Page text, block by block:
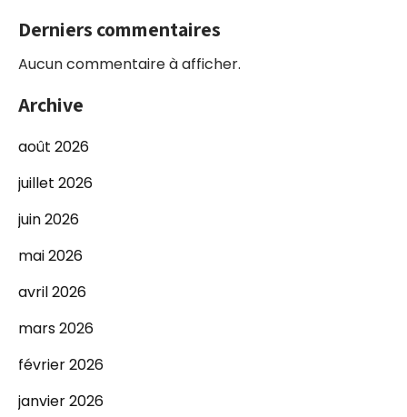
Derniers commentaires
Aucun commentaire à afficher.
Archive
août 2026
juillet 2026
juin 2026
mai 2026
avril 2026
mars 2026
février 2026
janvier 2026